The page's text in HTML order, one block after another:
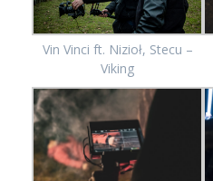
Vin Vinci ft. Nizioł, Stecu –
Viking